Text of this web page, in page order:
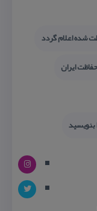
شده اعلام گردد
ایران
بنویسید